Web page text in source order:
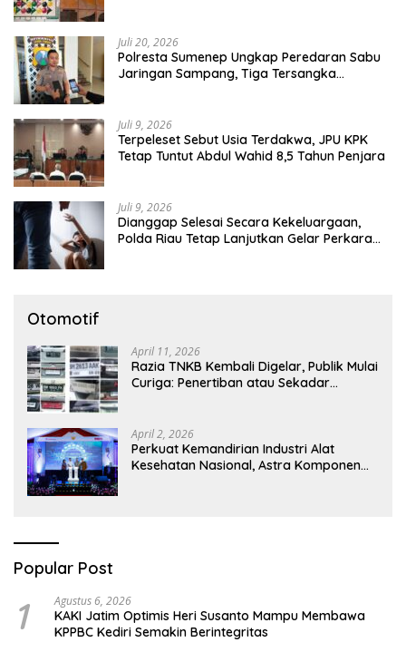
Juli 20, 2026
Polresta Sumenep Ungkap Peredaran Sabu
Jaringan Sampang, Tiga Tersangka
Juli 9, 2026
Terpeleset Sebut Usia Terdakwa, JPU KPK
Tetap Tuntut Abdul Wahid 8,5 Tahun Penjara
Juli 9, 2026
Dianggap Selesai Secara Kekeluargaan,
Polda Riau Tetap Lanjutkan Gelar Perkara
Otomotif
April 11, 2026
Razia TNKB Kembali Digelar, Publik Mulai
Curiga: Penertiban atau Sekadar
April 2, 2026
Perkuat Kemandirian Industri Alat
Kesehatan Nasional, Astra Komponen
Popular Post
1 Agustus 6, 2026
KAKI Jatim Optimis Heri Susanto Mampu Membawa
KPPBC Kediri Semakin Berintegritas